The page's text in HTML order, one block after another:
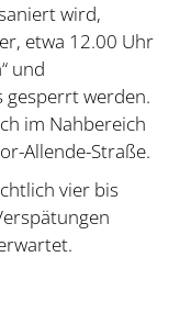
wird,
etwa 12.00 Uhr
und
gesperrt werden.
im Nahbereich
Allende-Straße.
vier bis